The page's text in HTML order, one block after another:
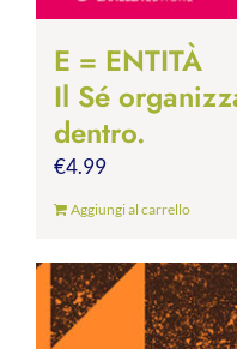
E = ENTITÀ
Il Sé
dentro.
€4.99
Aggiungi al carrello